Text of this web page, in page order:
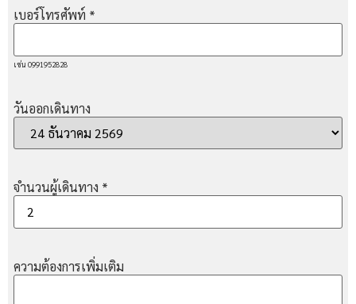
เบอร์โทรศัพท์ *
เช่น 0991952828
วันออกเดินทาง
จำนวนผู้เดินทาง *
ความต้องการเพิ่มเติม